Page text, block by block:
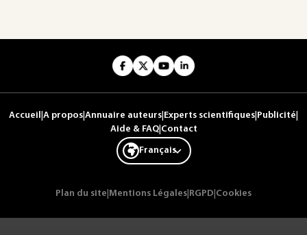
Accueil A propos Annuaire auteurs Experts scientifiques Publicité
Aide & FAQ| Contact
Français
Plan du site Mentions Légales RGPD Cookies